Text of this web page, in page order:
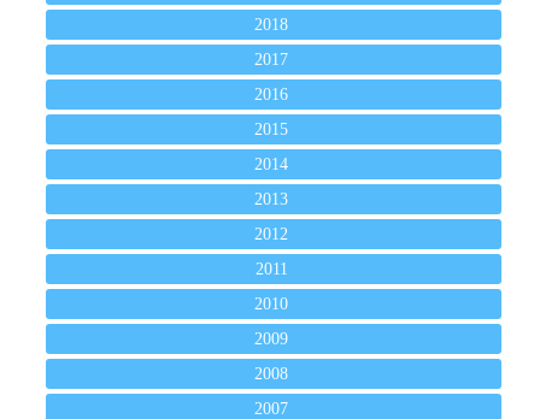
2018
2017
2016
2015
2014
2013
2012
2011
2010
2009
2008
2007